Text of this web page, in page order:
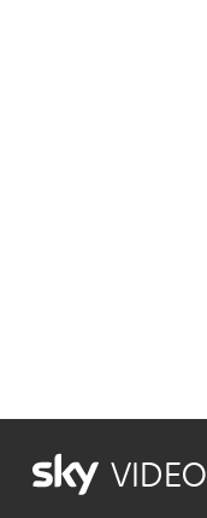
VIDEO